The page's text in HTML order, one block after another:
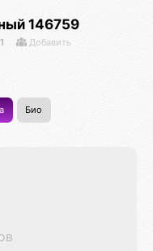
146759
1 Добавить
Био